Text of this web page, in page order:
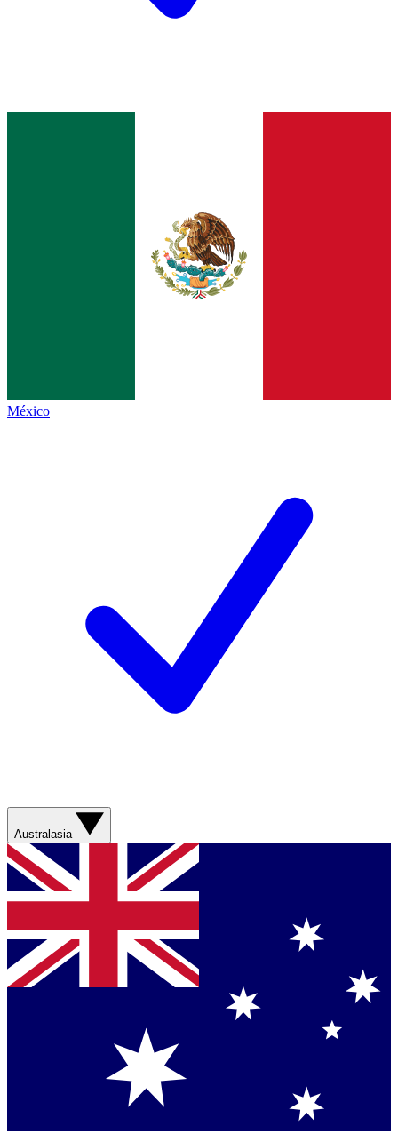
México
Australasia